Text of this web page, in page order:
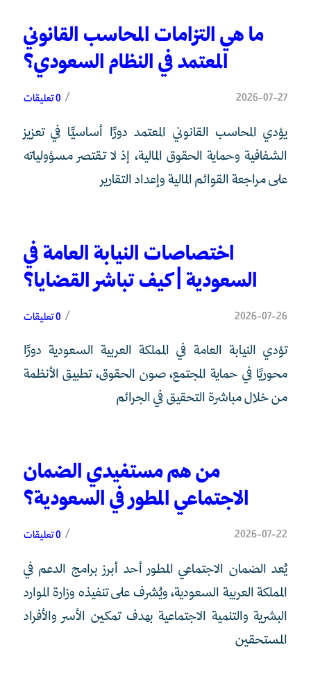
ما هي التزامات المحاسب القانوني
المعتمد في النظام السعودي؟
2026-07-27
/ 0 تعليقات
يؤدي المحاسب القانوني المعتمد دورًا أساسيًا في تعزيز
الشفافية وحماية الحقوق المالية، إذ لا تقتصر مسؤولياته
على مراجعة القوائم المالية وإعداد التقارير
اختصاصات النيابة العامة في
السعودية | كيف تباشر القضايا؟
2026-07-26
/ 0 تعليقات
تؤدي النيابة العامة في المملكة العربية السعودية دورًا
محوريًا في حماية المجتمع، صون الحقوق، تطبيق الأنظمة
من خلال مباشرة التحقيق في الجرائم
من هم مستفيدي الضمان
الاجتماعي المطور في السعودية؟
2026-07-22
/ 0 تعليقات
يُعد الضمان الاجتماعي المطور أحد أبرز برامج الدعم في
المملكة العربية السعودية، ويُشرف على تنفيذه وزارة الموارد
البشرية والتنمية الاجتماعية بهدف تمكين الأسر والأفراد
المستحقين